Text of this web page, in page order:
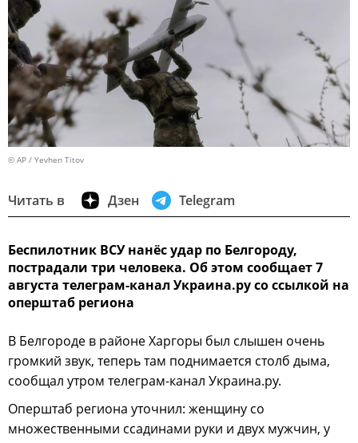
© AP / Yevhen Titov
Читать в Дзен Telegram
Беспилотник ВСУ нанёс удар по Белгороду,
пострадали три человека. Об этом сообщает 7
августа телеграм-канал Украина.ру со ссылкой на
оперштаб региона
В Белгороде в районе Харгоры был слышен очень
громкий звук, теперь там поднимается столб дыма,
сообщал утром телеграм-канал Украина.ру.
Оперштаб региона уточнил: женщину со
множественными ссадинами руки и двух мужчин, у